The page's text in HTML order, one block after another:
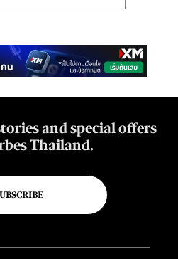
and special offers
Thailand.